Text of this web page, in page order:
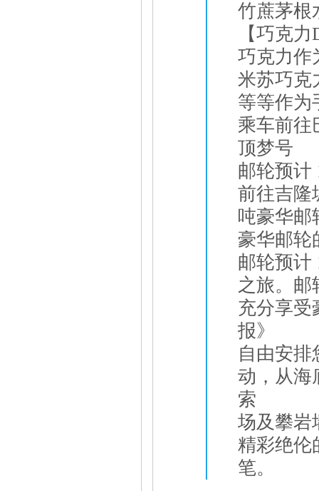
竹蔗茅根
【巧克
巧克力作
米苏巧克
等等作为
乘车前
顶梦号
邮轮预计
前往吉隆
吨豪华邮
豪华邮轮
邮轮预计
之旅。邮
充分享受
报》
自由安排
动，从海
索
场及攀岩
精彩绝伦
笔。